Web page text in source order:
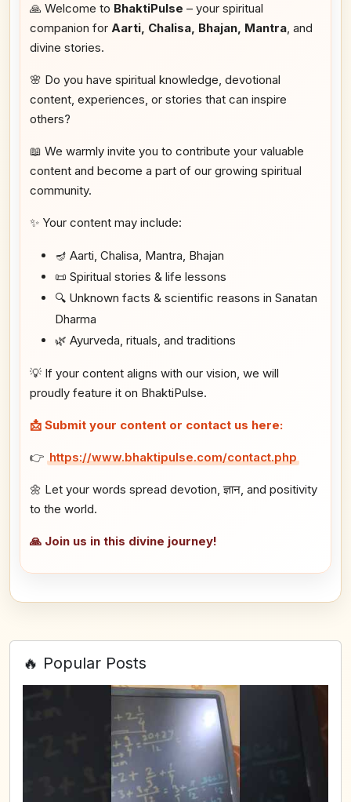
🙏 Welcome to BhaktiPulse – your spiritual
companion for Aarti, Chalisa, Bhajan, Mantra, and
divine stories.
🌸 Do you have spiritual knowledge, devotional
content, experiences, or stories that can inspire
others?
📖 We warmly invite you to contribute your valuable
content and become a part of our growing spiritual
community.
✨ Your content may include:
🪔 Aarti, Chalisa, Mantra, Bhajan
📜 Spiritual stories & life lessons
🔍 Unknown facts & scientific reasons in Sanatan
Dharma
🌿 Ayurveda, rituals, and traditions
💡 If your content aligns with our vision, we will
proudly feature it on BhaktiPulse.
📩 Submit your content or contact us here:
👉 https://www.bhaktipulse.com/contact.php
🌼 Let your words spread devotion, ज्ञान, and positivity
to the world.
🙏 Join us in this divine journey!
🔥 Popular Posts